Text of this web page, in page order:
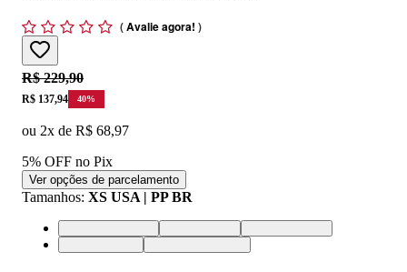
(Avalie agora! )
Original price:
R$ 229,90
Price:
R$ 137,94 40%
ou 2x de R$ 68,97
5% OFF no Pix
Ver opções de parcelamento
Tamanhos: XS USA | PP BR
XS USA | PP BRS USA | P BRM USA | M BR
L USA | G BRXL USA | GG BR